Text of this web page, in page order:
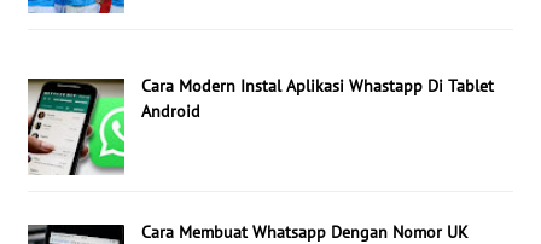
Cara Modern Instal Aplikasi Whastapp Di Tablet
Android
Cara Membuat Whatsapp Dengan Nomor UK